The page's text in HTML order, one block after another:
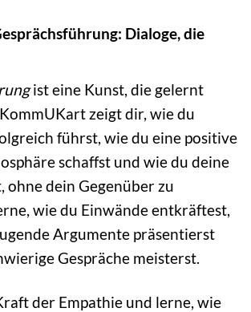
Dialoge, die
ist eine Kunst, die gelernt
zeigt dir, wie du
führst, wie du eine positive
schaffst und wie du deine
ohne dein Gegenüber zu
wie du Einwände entkräftest,
Argumente präsentierst
Gespräche meisterst.
der Empathie und lerne, wie